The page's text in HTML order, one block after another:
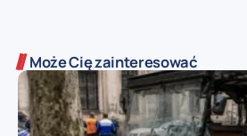
Może Cię zainteresować